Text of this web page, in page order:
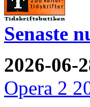
Senaste
2026-06-
Opera 2